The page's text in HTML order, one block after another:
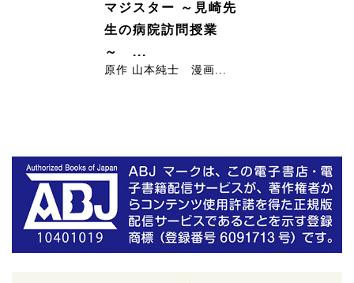
マジスター ～見崎先
生の病院訪問授業
～ ...
原作 山本純士 漫画...